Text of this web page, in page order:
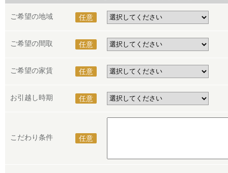
ご希望の地域 任意
ご希望の間取 任意
ご希望の家賃 任意
お引越し時期 任意
こだわり条件 任意